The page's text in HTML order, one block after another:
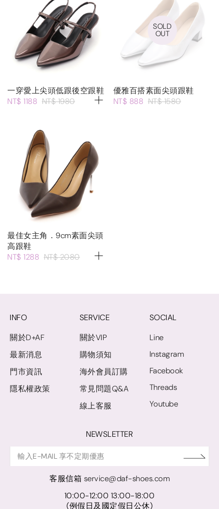
一穿愛上尖頭低跟後空跟鞋
NT$ 1188 NT$ 1980
SOLD
OUT
優雅百搭素面尖頭跟鞋
NT$ 888 NT$ 1580
最佳女主角．9cm素面尖頭
高跟鞋
NT$ 1288 NT$ 2080
INFO
關於D+AF
最新消息
門市資訊
隱私權政策
SERVICE
關於VIP
購物須知
海外會員訂購
常見問題Q&A
線上客服
SOCIAL
Line
Instagram
Facebook
Threads
Youtube
NEWSLETTER
客服信箱 service@daf-shoes.com
10:00-12:00 13:00-18:00
(例假日及國定假日公休)